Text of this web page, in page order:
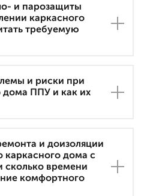
и парозащиты
каркасного
требуемую
и риски при
дома ППУ и как их
и доизоляции
каркасного дома с
сколько времени
комфортного